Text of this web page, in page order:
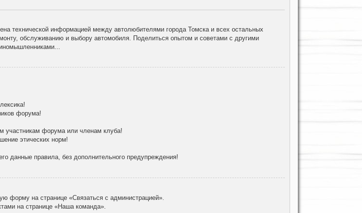
технической информацией между автолюбителями города Томска и всех остальных
обслуживанию и выбору автомобиля. Поделиться опытом и советами с другими
форума!
участникам форума или членам клуба!
этических норм!
данные правила, без дополнительного предупреждения!
форму на странице «Связаться с администрацией».
на странице «Наша команда».